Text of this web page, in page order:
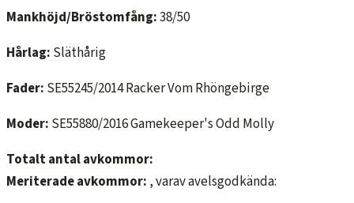
Mankhöjd/Bröstomfång:38/50
Hårlag: Släthårig
Fader: SE55245/2014 Racker Vom Rhöngebirge
Moder: SE55880/2016 Gamekeeper's Odd Molly
Totalt antal avkommor:
Meriterade avkommor: , varav avelsgodkända: